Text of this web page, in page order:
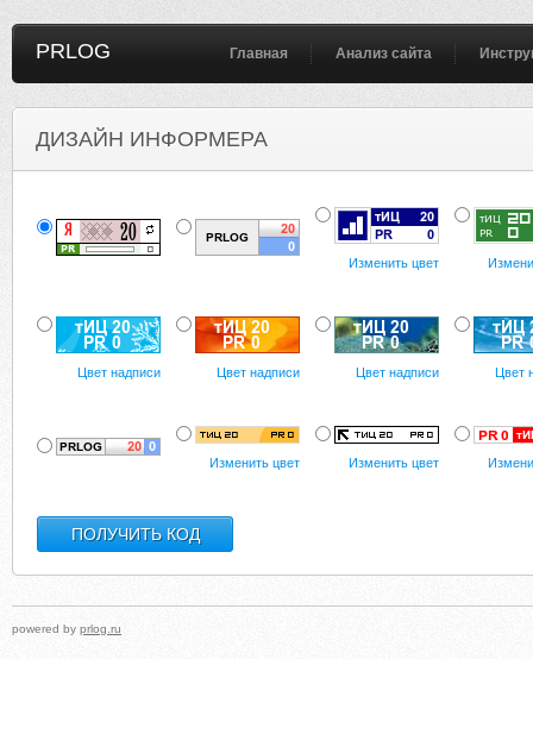
PRLOG Главная Анализ сайта
ДИЗАЙН ИНФОРМЕРА
Изменить цвет
Цвет надписи Цвет надписи Цвет надписи Цвет
Изменить цвет Изменить цвет
powered by prlog.ru